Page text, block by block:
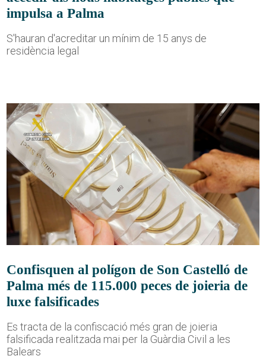
impulsa a Palma
S'hauran d'acreditar un mínim de 15 anys de
residència legal
Confisquen al polígon de Son Castelló de
Palma més de 115.000 peces de joieria de
luxe falsificades
Es tracta de la confiscació més gran de joieria
falsificada realitzada mai per la Guàrdia Civil a les
Balears